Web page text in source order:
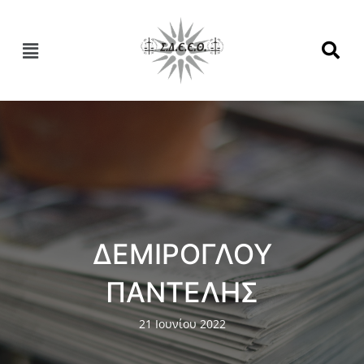
ΔΕΜΙΡΟΓΛΟΥ
ΠΑΝΤΕΛΗΣ
21 Ιουνίου 2022